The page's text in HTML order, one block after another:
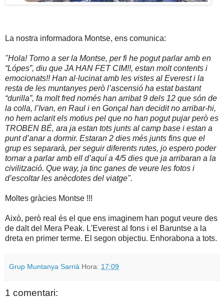
La nostra informadora Montse, ens comunica:
"Hola! Torno a ser la Montse, per fi he pogut parlar amb en
“Lópes”, diu que JA HAN FET CIM!!, estan molt contents i
emocionats!! Han al·lucinat amb les vistes al Everest i la
resta de les muntanyes però l’ascensió ha estat bastant
“durilla”, fa molt fred només han arribat 9 dels 12 que són de
la colla, l’Ivan, en Raul i en Gonçal han decidit no arribar-hi,
no hem aclarit els motius pel que no han pogut pujar però es
TROBEN BÉ, ara ja estan tots junts al camp base i estan a
punt d’anar a dormir. Estaran 2 dies més junts fins que el
grup es separarà, per seguir diferents rutes, jo espero poder
tornar a parlar amb ell d’aquí a 4/5 dies que ja arribaran a la
civilització. Que way, ja tinc ganes de veure les fotos i
d’escoltar les anècdotes del viatge".
Moltes gràcies Montse !!!
Això, però real és el que ens imaginem han pogut veure des
de dalt del Mera Peak. L'Everest al fons i el Baruntse a la
dreta en primer terme. El segon objectiu. Enhorabona a tots.
Grup Muntanya Sarrià Hora: 17:09
1 comentari: